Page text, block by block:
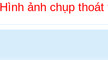
Hình ảnh chụp